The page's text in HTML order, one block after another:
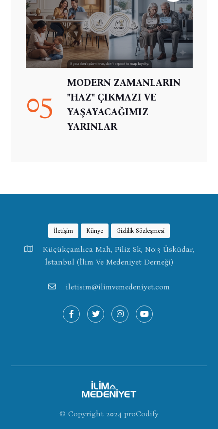
05
MODERN ZAMANLARIN
"HAZ" ÇIKMAZI VE
YAŞAYACAĞIMIZ
YARINLAR
İletişim Künye Gizlilik Sözleşmesi
Küçükçamlıca Mah, Filiz Sk, No:3 Üsküdar,
İstanbul (İlim Ve Medeniyet Derneği)
iletisim@ilimvemedeniyet.com
© Copyright 2024 proCodify